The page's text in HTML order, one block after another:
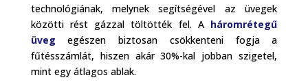
technológiának, melynek segítségével az üvegek
közötti rést gázzal töltötték fel. A háromrétegű
üveg egészen biztosan csökkenteni fogja a
fűtésszámlát, hiszen akár 30%-kal jobban szigetel,
mint egy átlagos ablak.